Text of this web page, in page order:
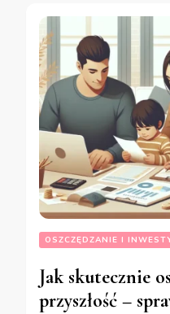
OSZCZĘDZANIE I
Jak skutecznie
przyszłość –